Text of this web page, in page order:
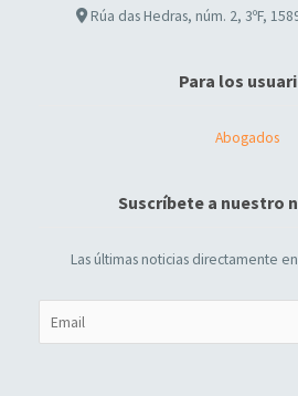
Rúa das Hedras, núm. 2, 3ºF,
Para los
Abogados
Suscríbete a nuestro
Las últimas noticias directamente